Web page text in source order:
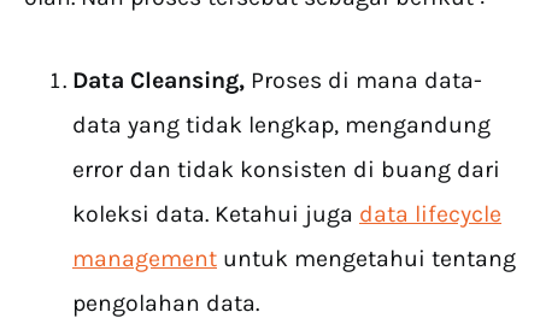
Data Cleansing, Proses di mana data-
data yang tidak lengkap, mengandung
error dan tidak konsisten di buang dari
koleksi data. Ketahui juga data lifecycle
management untuk mengetahui tentang
pengolahan data.